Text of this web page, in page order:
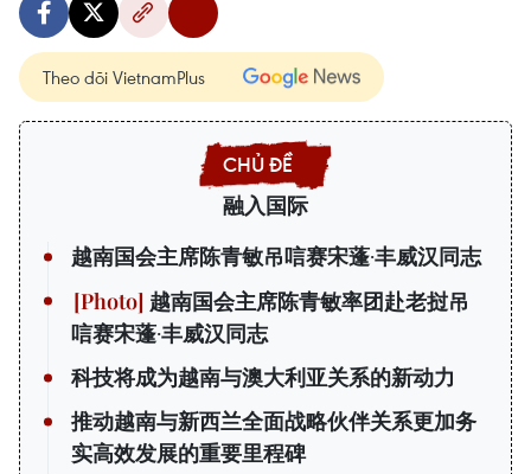
Theo dõi VietnamPlus
融入国际
越南国会主席陈青敏吊唁赛宋蓬·丰威汉同志
越南国会主席陈青敏率团赴老挝吊
唁赛宋蓬·丰威汉同志
科技将成为越南与澳大利亚关系的新动力
推动越南与新西兰全面战略伙伴关系更加务
实高效发展的重要里程碑